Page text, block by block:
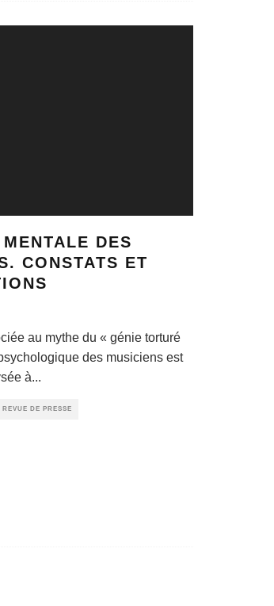
DES
CONSTATS ET
au mythe du « génie torturé
des musiciens est
à...
REVUE DE PRESSE